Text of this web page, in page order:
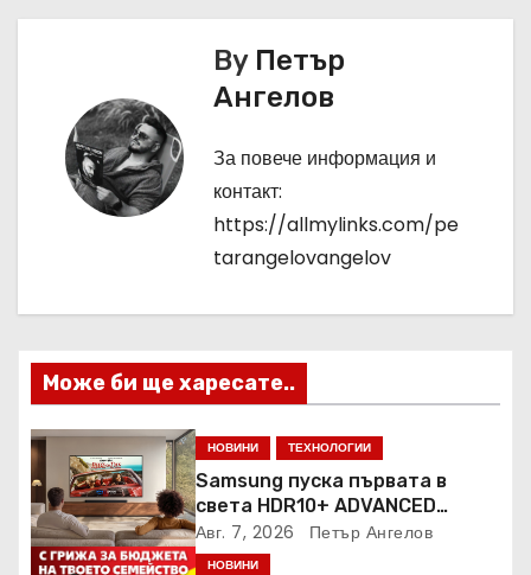
и
By Петър
Ангелов
За повече информация и
контакт:
https://allmylinks.com/pe
tarangelovangelov
Може би ще харесате..
НОВИНИ ТЕХНОЛОГИИ
Samsung пуска първата в
света HDR10+ ADVANCED
стрийминг услуга в Prime
Video
Авг. 7, 2026 Петър Ангелов
НОВИНИ